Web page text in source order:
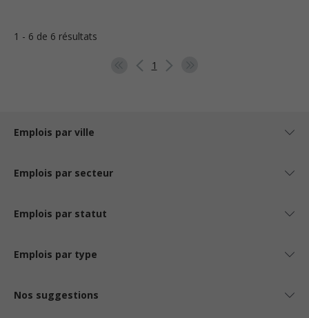
1 - 6 de 6 résultats
1
Emplois par ville
Emplois par secteur
Emplois par statut
Emplois par type
Nos suggestions